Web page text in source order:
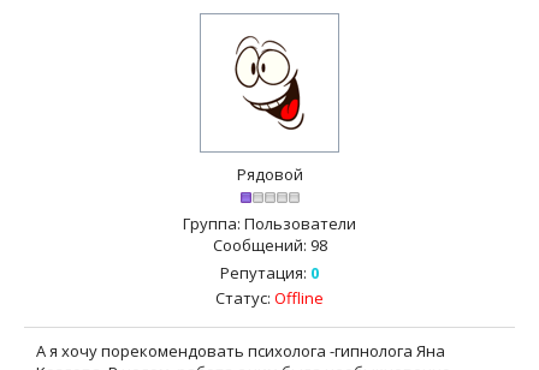
Рядовой
Группа: Пользователи
Сообщений: 98
Репутация: 0
Статус: Offline
А я хочу порекомендовать психолога -гипнолога Яна